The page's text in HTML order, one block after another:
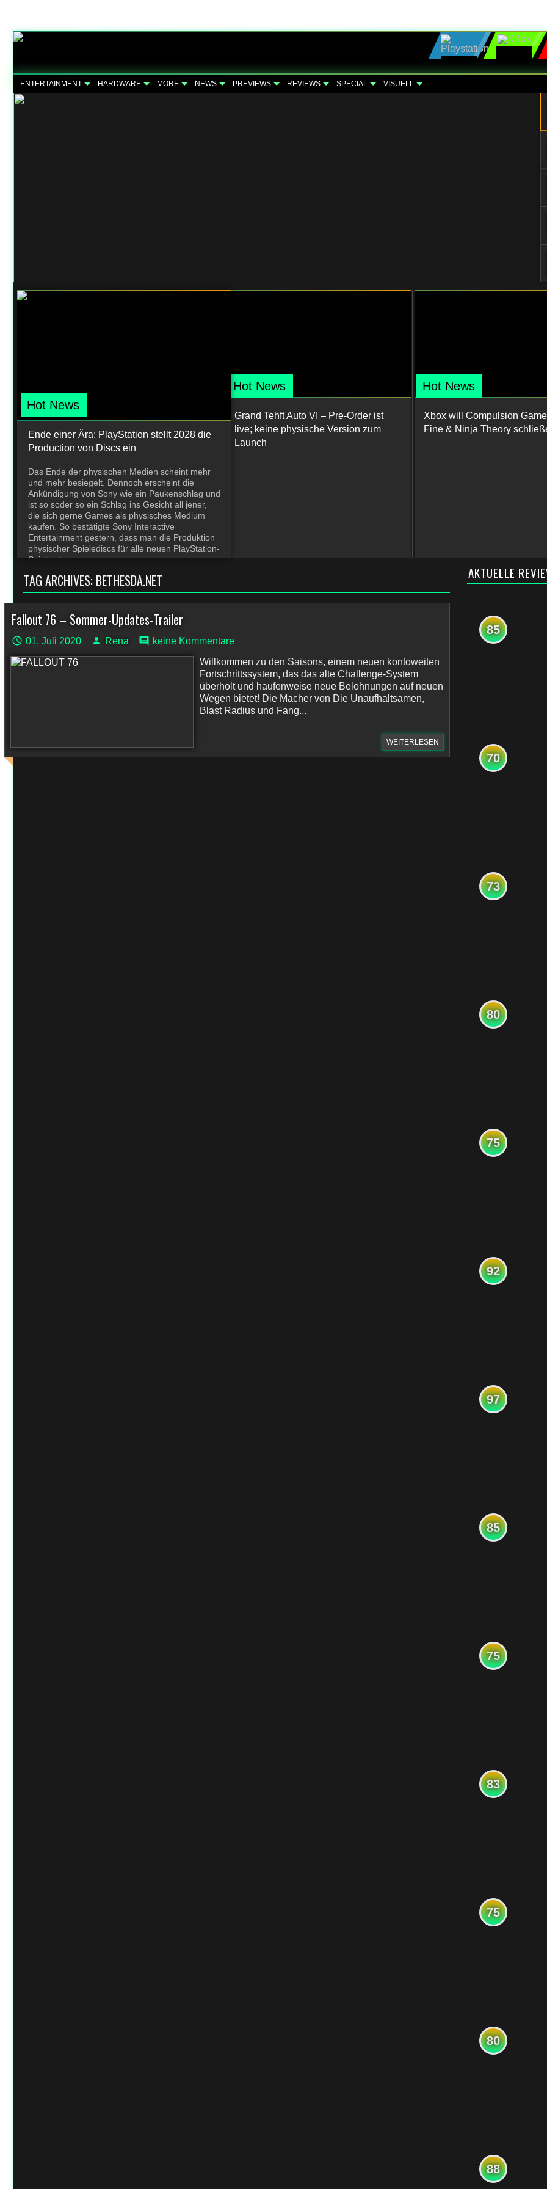
ENTERTAINMENT HARDWARE MORE NEWS PREVIEWS REVIEWS SPECIAL VISUELL
Hot News
Ende einer Ära: PlayStation stellt 2028 die
Production von Discs ein
Das Ende der physischen Medien scheint mehr
und mehr besiegelt. Dennoch erscheint die
Ankündigung von Sony wie ein Paukenschlag und
ist so soder so ein Schlag ins Gesicht all jener,
die sich gerne Games als physisches Medium
kaufen. So bestätigte Sony Interactive
Entertainment gestern, dass man die Produktion
physischer Spielediscs für alle neuen PlayStation-
Spiele ab
Hot News
Grand Tehft Auto VI – Pre-Order ist
live; keine physische Version zum
Launch
Hot News
Xbox will Compulsion
Fine & Ninja Theory
TAG ARCHIVES: BETHESDA.NET
Fallout 76 – Sommer-Updates-Trailer
01. Juli 2020 Rena
keine Kommentare
Willkommen zu den Saisons, einem neuen kontoweiten
Fortschrittssystem, das das alte Challenge-System
überholt und haufenweise neue Belohnungen auf neuen
Wegen bietet! Die Macher von Die Unaufhaltsamen,
Blast Radius und Fang...
WEITERLESEN
AKTUELLE
85
70
73
80
75
92
97
85
75
83
75
80
88